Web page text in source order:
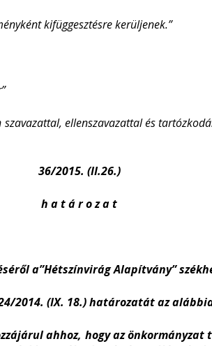
kifüggesztésre kerüljenek.”
”
szavazattal, ellenszavazattal és
36/2015. (II.26.)
h a t á r o z a t
a”Hétszínvirág Alapítvány”
2014. (IX. 18.) határozatát az
ahhoz, hogy az